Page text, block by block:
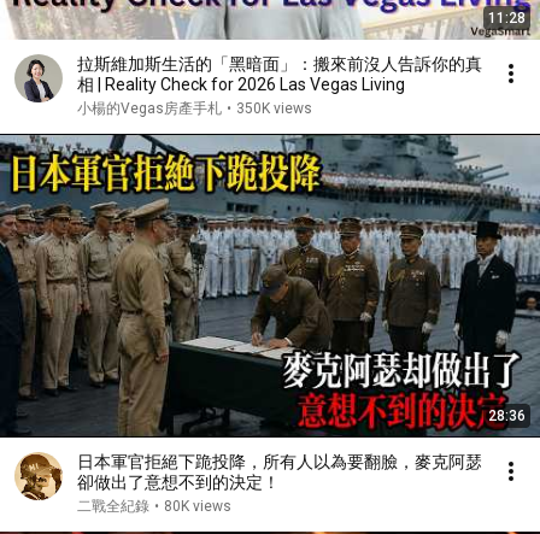
11:28
拉斯維加斯生活的「黑暗面」：搬來前沒人告訴你的真
相 | Reality Check for 2026 Las Vegas Living
小楊的Vegas房產手札 • 350K views
28:36
日本軍官拒絕下跪投降，所有人以為要翻臉，麥克阿瑟
卻做出了意想不到的決定！
二戰全紀錄 • 80K views